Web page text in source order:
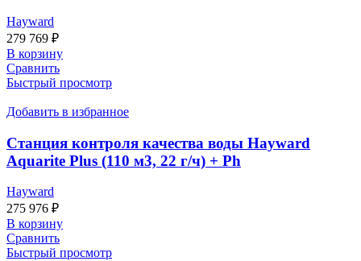
Hayward
279 769 ₽
В корзину
Сравнить
Быстрый просмотр
Добавить в избранное
Станция контроля качества воды Hayward
Aquarite Plus (110 м3, 22 г/ч) + Ph
Hayward
275 976 ₽
В корзину
Сравнить
Быстрый просмотр